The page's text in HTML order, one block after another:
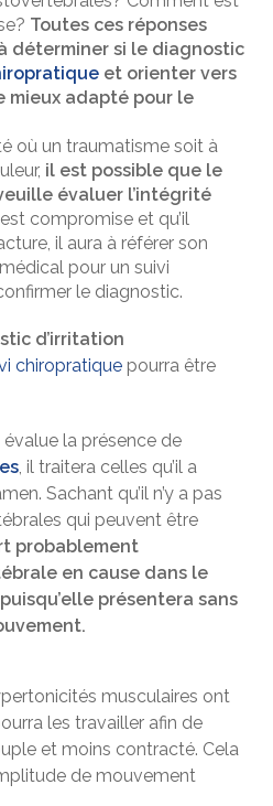
Toutes ces réponses
déterminer si le diagnostic
et orienter vers
mieux adapté pour le
où un traumatisme soit à
il est possible que le
évaluer l’intégrité
compromise et qu’il
il aura à référer son
pour un suivi
le diagnostic.
d’irritation
chiropratique pourra être
la présence de
, il traitera celles qu’il a
Sachant qu’il n’y a pas
qui peuvent être
probablement
en cause dans le
présentera sans
musculaires ont
les travailler afin de
et moins contracté. Cela
de mouvement